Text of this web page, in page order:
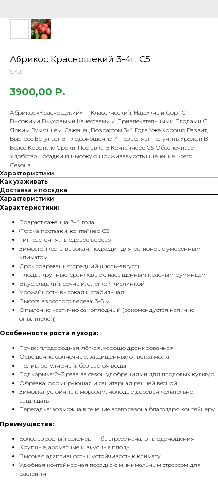
Абрикос Краснощекий 3-4г. С5
SKU:
3900,00 Р.
Абрикос «Краснощёкий» — Классический, Надёжный Сорт С
Высокими Вкусовыми Качествами И Привлекательными Плодами С
Ярким Румянцем. Саженец Возрастом 3–4 Года Уже Хорошо Развит,
Быстрее Вступает В Плодоношение И Позволяет Получить Урожай В
Более Короткие Сроки. Поставка В Контейнере С5 Обеспечивает
Удобство Посадки И Высокую Приживаемость В Течение Всего
Сезона.
Характеристики
Как ухаживать
Доставка и посадка
Характеристики
Характеристики:
Возраст саженца: 3–4 года
Форма поставки: контейнер С5
Тип растения: плодовое дерево
Зимостойкость: высокая, подходит для регионов с умеренным
климатом
Срок созревания: средний (июль–август)
Плоды: крупные, оранжевые с насыщенным красным румянцем
Вкус: сладкий, сочный, с лёгкой кислинкой
Урожайность: высокая и стабильная
Высота взрослого дерева: 3–5 м
Опыление: частично самоплодный (рекомендуется наличие
опылителей)
Особенности роста и ухода:
Почва: плодородная, лёгкая, хорошо дренированная
Освещение: солнечные, защищённые от ветра места
Полив: регулярный, без застоя воды
Подкормка: 2–3 раза за сезон удобрениями для плодовых культур
Обрезка: формирующая и санитарная ранней весной
Зимовка: устойчив к морозам, молодые деревья желательно
защищать
Пересадка: возможна в течение всего сезона благодаря контейнеру
Преимущества:
Более взрослый саженец — быстреее начало плодоношения
Крупные, ароматные и вкусные плоды
Высокая адаптивность и устойчивость к климату
Удобная контейнерная посадка с минимальным стрессом для
растения